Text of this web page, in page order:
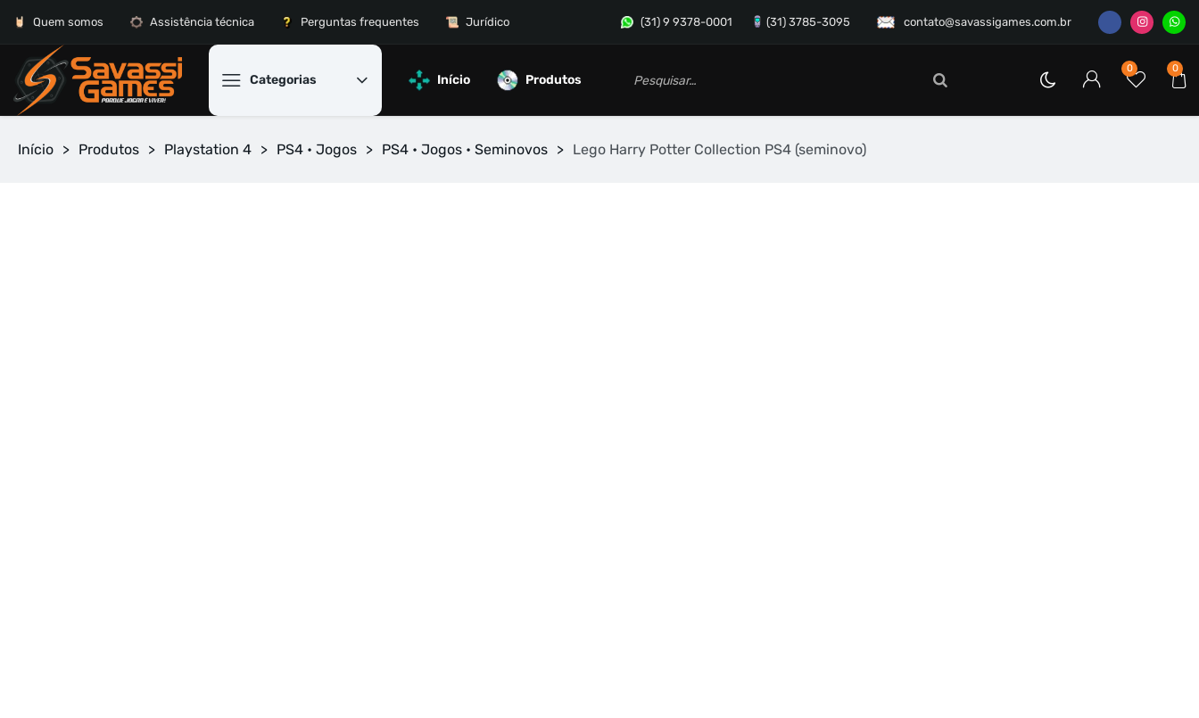
contato@savassigames.com.br
(31) 9 9378-0001 (31) 3785-3095
Quem somos Assistência técnica Perguntas frequentes Jurídico
Categorias
0
0
Início Produtos
Início > Produtos > Playstation 4 > PS4 • Jogos > PS4 • Jogos • Seminovos > Lego Harry Potter Collection PS4 (seminovo)